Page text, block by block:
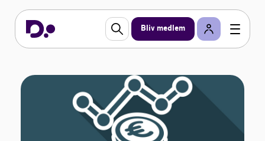
Bliv medlem